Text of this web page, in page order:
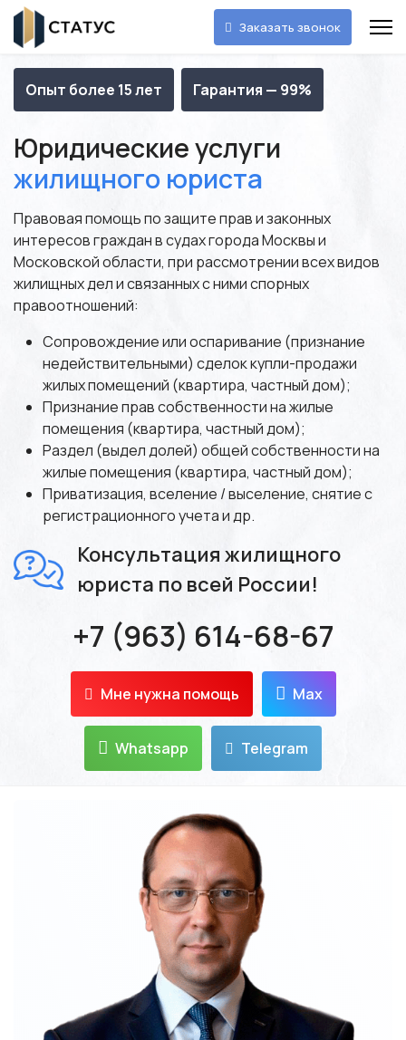
Заказать звонок
Опыт более 15 лет Гарантия — 99%
Юридические услуги
жилищного юриста
Правовая помощь по защите прав и законных
интересов граждан в судах города Москвы и
Московской области, при рассмотрении всех видов
жилищных дел и связанных с ними спорных
правоотношений:
Сопровождение или оспаривание (признание
недействительными) сделок купли-продажи
жилых помещений (квартира, частный дом);
Признание прав собственности на жилые
помещения (квартира, частный дом);
Раздел (выдел долей) общей собственности на
жилые помещения (квартира, частный дом);
Приватизация, вселение / выселение, снятие с
регистрационного учета и др.
Консультация жилищного
юриста по всей России!
+7 (963) 614-68-67
Мне нужна помощь Max
Whatsapp Telegram